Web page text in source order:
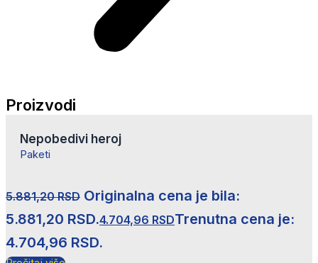
Proizvodi
Nepobedivi heroj
Paketi
5.881,20RSD Originalna cena je bila:
5.881,20 RSD.4.704,96 RSDTrenutna cena je:
4.704,96 RSD.